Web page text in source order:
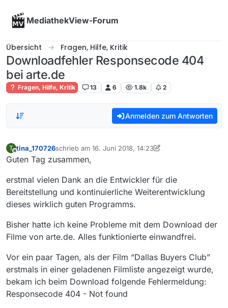
MediathekView-Forum
Übersicht Fragen, Hilfe, Kritik
Downloadfehler Responsecode 404
bei arte.de
Fragen, Hilfe, Kritik 13 6 1.8k 2
Anmelden zum Antworten
T
Offline
tina_170726schrieb am 16. Juni 2018, 14:23
zuletzt editiert von tina_170726
Guten Tag zusammen,
erstmal vielen Dank an die Entwickler für die
Bereitstellung und kontinuierliche Weiterentwicklung
dieses wirklich guten Programms.
Bisher hatte ich keine Probleme mit dem Download der
Filme von arte.de. Alles funktionierte einwandfrei.
Vor ein paar Tagen, als der Film “Dallas Buyers Club”
erstmals in einer geladenen Filmliste angezeigt wurde,
bekam ich beim Download folgende Fehlermeldung:
Responsecode 404 - Not found